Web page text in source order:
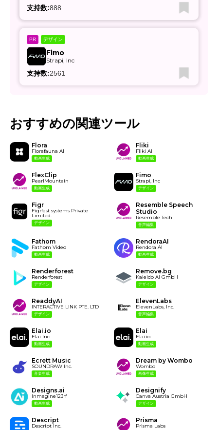
支持数:888
PR デザイン
Fimo
Strapi, Inc
支持数:2561
おすすめの関連ツール
Flora
Florafauna AI
動画生成
Fliki
Fliki AI
動画生成
FlexClip
PearlMountain
動画生成
Fimo
Strapi, Inc
デザイン
Figr
Figrfast systems Private
Limited.
デザイン
Resemble Speech
Studio
Resemble Tech
音声編集
Fathom
Fathom Video
動画生成
RendoraAI
Rendora AI
動画生成
Renderforest
Renderforest
デザイン
Remove.bg
Kaleido AI GmbH
デザイン
ReaddyAI
INTERACTIVE LINK PTE. LTD
デザイン
ElevenLabs
ElevenLabs, Inc.
音声編集
Elai.io
Elai Inc.
動画生成
Elai
Elai.io
動画生成
Ecrett Music
SOUNDRAW Inc.
音楽生成
Dream by Wombo
Wombo
画像生成
Designs.ai
Inmagine123rf
動画生成
Designify
Canva Austria GmbH
デザイン
Descript
Descript Inc.
Prisma
Prisma Labs